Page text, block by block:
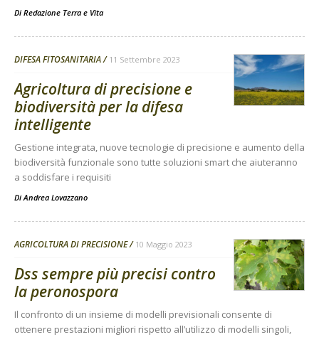
Di Redazione Terra e Vita
DIFESA FITOSANITARIA 11 Settembre 2023
Agricoltura di precisione e
biodiversità per la difesa
intelligente
Gestione integrata, nuove tecnologie di precisione e aumento della
biodiversità funzionale sono tutte soluzioni smart che aiuteranno
a soddisfare i requisiti
DiAndrea Lovazzano
AGRICOLTURA DI PRECISIONE 10 Maggio 2023
Dss sempre più precisi contro
la peronospora
Il confronto di un insieme di modelli previsionali consente di
ottenere prestazioni migliori rispetto all’utilizzo di modelli singoli,